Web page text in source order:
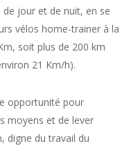
de jour et de nuit, en se
vélos home-trainerà la
soit plus de 200 km
21 Km/h).
opportunité pour
moyens et de lever
digne du travail du